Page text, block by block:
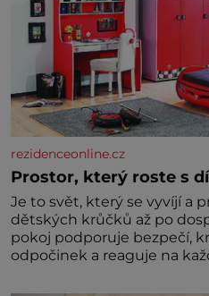
rezidenceonline.cz
Prostor, který roste s
Je to svět, který se vyvíjí a
dětských krůčků až po
pokoj podporuje bezpečí,
odpočinek a reaguje na
jednoduchost, měkkost a